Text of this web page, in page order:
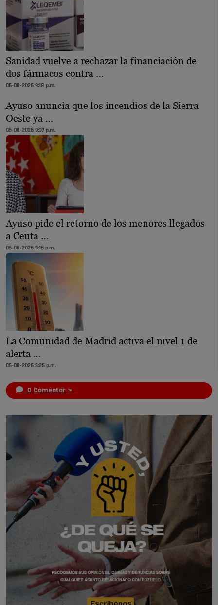
Sanidad vuelve a rechazar la financiación de
dos fármacos contra …
06-08-2026 9:18 p.m.
Ayuso anuncia que los incendios de la Sierra
Oeste ya …
05-08-2026 9:37 p.m.
Ayuso pide el retorno de los menores llegados
a Ceuta …
05-08-2026 9:15 p.m.
La Comunidad de Madrid activa el nivel 1 de
alerta …
05-08-2026 5:25 p.m.
0 Comentar >